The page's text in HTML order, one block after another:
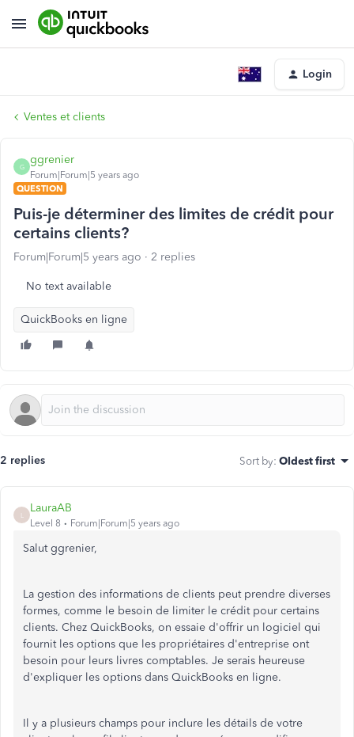
Login
Ventes et clients
G
ggrenier
Forum|Forum|5 years ago
QUESTION
Puis-je déterminer des limites de crédit pour
certains clients?
Forum|Forum|5 years ago 2 replies
No text available
QuickBooks en ligne
2 replies Sort by: Oldest first
LauraAB
Level 8 Forum|Forum|5 years ago
Salut ggrenier,
La gestion des informations de clients peut prendre diverses
formes, comme le besoin de limiter le crédit pour certains
clients. Chez QuickBooks, on essaie d'offrir un logiciel qui
fournit les options que les propriétaires d'entreprise ont
besoin pour leurs livres comptables. Je serais heureuse
d'expliquer les options dans QuickBooks en ligne.
Il y a plusieurs champs pour inclure les détails de votre